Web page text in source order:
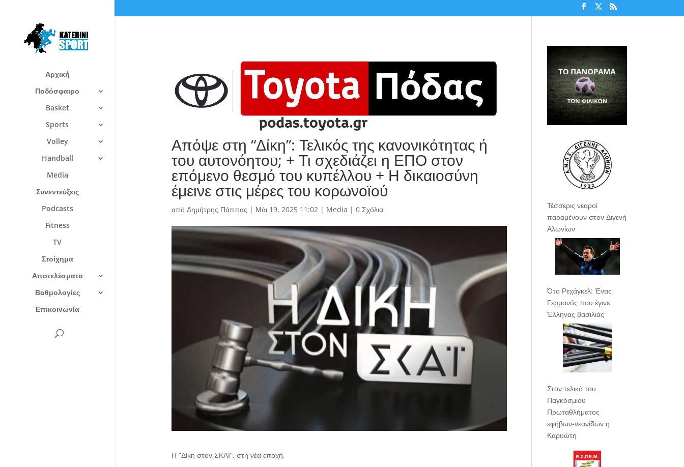
Αρχική
Ποδόσφαιρο
Basket
Sports
Volley
Handball
Media
Συνεντεύξεις
Podcasts
Fitness
TV
Στοίχημα
Αποτελέσματα
Βαθμολογίες
Επικοινωνία
Απόψε στη “Δίκη”: Τελικός της κανονικότητας ή
του αυτονόητου; + Τι σχεδιάζει η ΕΠΟ στον
επόμενο θεσμό του κυπέλλου + Η δικαιοσύνη
έμεινε στις μέρες του κορωνοϊού
από Δημήτρης Πάππας | Μάι 19, 2025 11:02| Media | 0 Σχόλια
Η “Δίκη στον ΣΚΑΪ”, στη νέα εποχή.
Τέσσερις νεαροί
παραμένουν στον Διγενή
Αλωνίων
Ότο Ρεχάγκελ: Ένας
Γερμανός που έγινε
Έλληνας βασιλιάς
Στον τελικό του
Παγκόσμιου
Πρωταθλήματος
εφήβων-νεανίδων η
Καρυώτη